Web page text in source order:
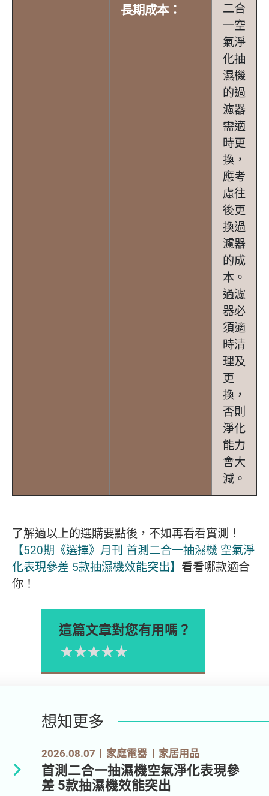
長期成本：
二合
一空
氣淨
化抽
濕機
的過
濾器
需適
時更
換，
應考
慮往
後更
換過
濾器
的成
本。
過濾
器必
須適
時清
理及
更
換，
否則
淨化
能力
會大
減。
了解過以上的選購要點後，不如再看看實測！
【520期《選擇》月刊 首測二合一抽濕機 空氣淨
化表現參差 5款抽濕機效能突出】 看看哪款適合
你！
這篇文章對您有用嗎？
Please rate
4星
3星
2星
1星
想知更多
2026.08.07 家庭電器 家居用品
首測二合一抽濕機空氣淨化表現參
差 5款抽濕機效能突出